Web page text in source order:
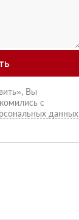
Вы
с
данных